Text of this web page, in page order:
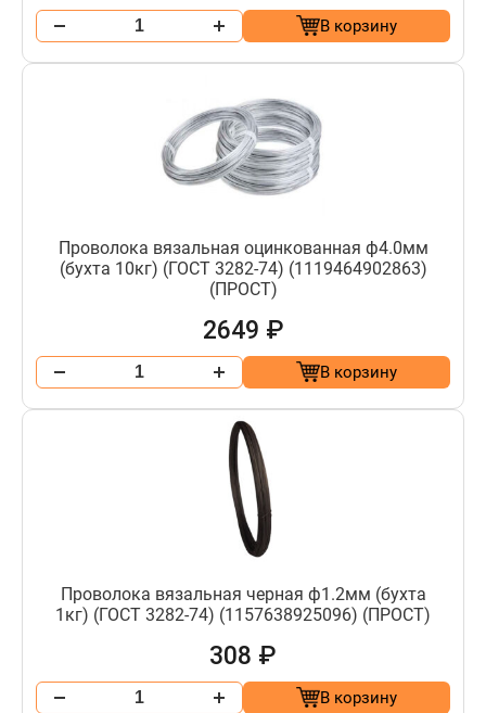
В корзину
Проволока вязальная оцинкованная ф4.0мм
(бухта 10кг) (ГОСТ 3282-74) (1119464902863)
(ПРОСТ)
2649 ₽
В корзину
Проволока вязальная черная ф1.2мм (бухта
1кг) (ГОСТ 3282-74) (1157638925096) (ПРОСТ)
308 ₽
В корзину